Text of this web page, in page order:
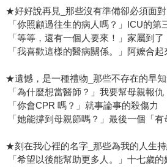
★好好說再見_那些沒有準備卻必須面對
「你照顧過往生的病人嗎？」ICU的第
「等等，還有一個人要來！」家屬到了
「我喜歡這樣的醫病關係。」阿嬤合起
★遺憾，是一種禮物_那些不存在的早
「為什麼想當醫師？」我要幫母親報仇
「你會CPR 嗎？」就事論事的殺傷力
「她能撐到母親節嗎？」最後一個「有
★刻在我心裡的名字_那些為我的人生
「希望以後能幫助更多人。」十七歲的